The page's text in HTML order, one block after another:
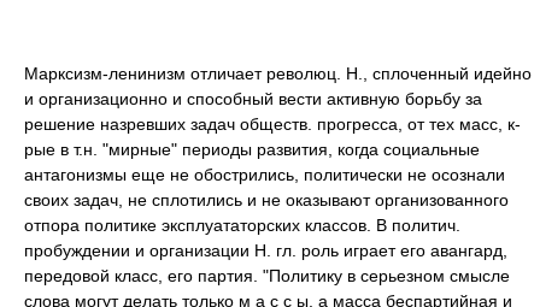
Марксизм-ленинизм отличает революц. Н., сплоченный идейно
и организационно и способный вести активную борьбу за
решение назревших задач обществ. прогресса, от тех масс, к-
рые в т.н. "мирные" периоды развития, когда социальные
антагонизмы еще не обострились, политически не осознали
своих задач, не сплотились и не оказывают организованного
отпора политике эксплуататорских классов. В политич.
пробуждении и организации Н. гл. роль играет его авангард,
передовой класс, его партия. "Политику в серьезном смысле
слова могут делать только м а с с ы, а масса беспартийная и